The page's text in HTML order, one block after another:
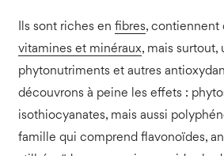
Ils sont riches en fibres, contiennent
vitamines et minéraux, mais surtout,
phytonutriments et autres
découvrons à peine les effets :
isothiocyanates, mais aussi
famille qui comprend flavonoïdes,